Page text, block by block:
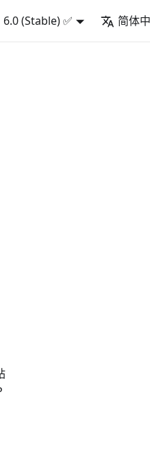
6.0 (Stable) ✅ 简体